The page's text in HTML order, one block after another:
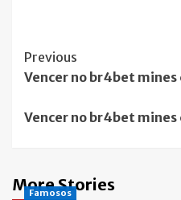
Post
Navigation
Previous
Vencer no br4bet
Vencer no br4bet
More Stories
Famosos